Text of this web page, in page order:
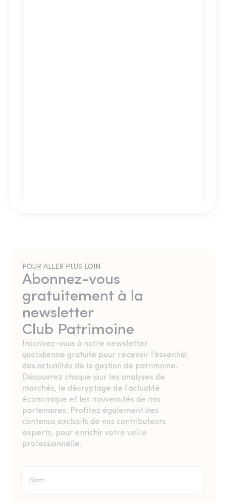
POUR ALLER PLUS LOIN
Abonnez-vous
gratuitement à la
newsletter
Club Patrimoine
Inscrivez-vous à notre newsletter
quotidienne gratuite pour recevoir l’essentiel
des actualités de la gestion de patrimoine.
Découvrez chaque jour les analyses de
marchés, le décryptage de l’actualité
économique et les nouveautés de nos
partenaires. Profitez également des
contenus exclusifs de nos contributeurs
experts, pour enrichir votre veille
professionnelle.